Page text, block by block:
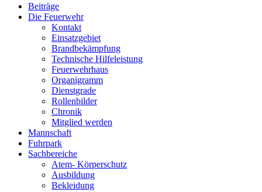
Beiträge
Die Feuerwehr
Kontakt
Einsatzgebiet
Brandbekämpfung
Technische Hilfeleistung
Feuerwehrhaus
Organigramm
Dienstgrade
Rollenbilder
Chronik
Mitglied werden
Mannschaft
Fuhrpark
Sachbereiche
Atem- Körperschutz
Ausbildung
Bekleidung